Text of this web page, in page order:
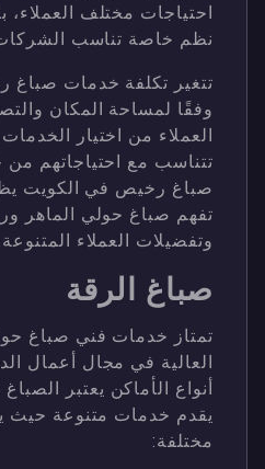
احتياجات مختلف العملاء،
نظم خاصة تناسب
تتغير تكلفة خدمات
وفقًا لمساحة المكان
العملاء من اختيار
تتناسب مع احتياجاتهم
صباغ رخيص في الكويت
تفهم صباغ حولي الماهر
وتفضيلات العملاء
صباغ الرقة
تمتاز خدمات فني صباغ
العالية في مجال أعمال
أنواع الأماكن يعتبر
يقدم خدمات متنوعة حيث
مختلفة: